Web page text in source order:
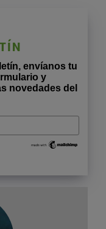
envíanos tu
y
novedades del